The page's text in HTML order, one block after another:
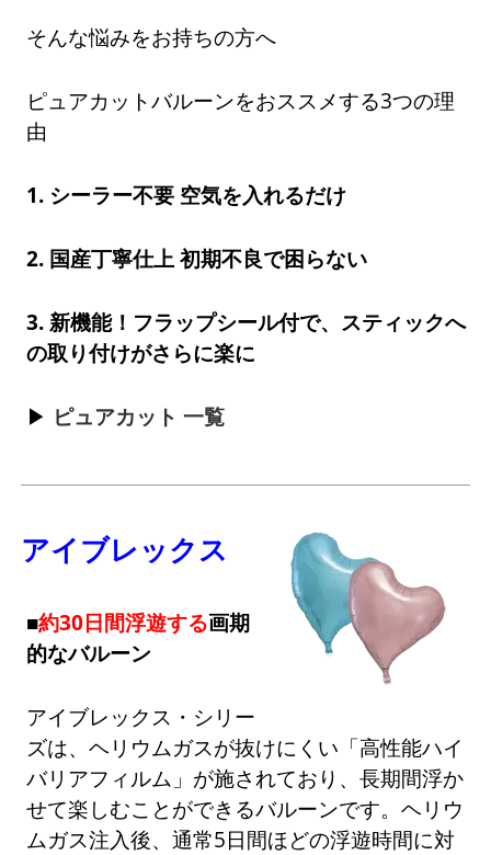
そんな悩みをお持ちの方へ
ピュアカットバルーンをおススメする3つの理
由
1. シーラー不要 空気を入れるだけ
2. 国産丁寧仕上 初期不良で困らない
3. 新機能！フラップシール付で、スティックへ
の取り付けがさらに楽に
ピュアカット 一覧
アイブレックス
■約30日間浮遊する画期
的なバルーン
アイブレックス・シリー
ズは、ヘリウムガスが抜けにくい「高性能ハイ
バリアフィルム」が施されており、長期間浮か
せて楽しむことができるバルーンです。ヘリウ
ムガス注入後、通常5日間ほどの浮遊時間に対